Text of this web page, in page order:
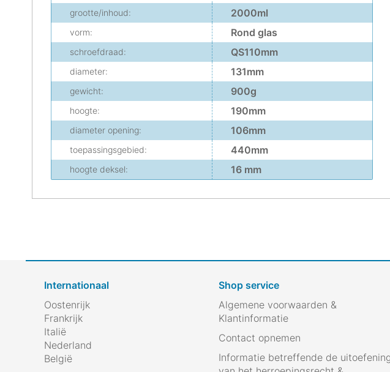
grootte/inhoud: 2000ml
vorm: Rond glas
schroefdraad: QS110mm
diameter: 131mm
gewicht: 900g
hoogte: 190mm
diameter opening: 106mm
toepassingsgebied: 440mm
hoogte deksel: 16 mm
Internationaal
Oostenrijk
Frankrijk
Italië
Nederland
België
Shop service
Algemene voorwaarden &
Klantinformatie
Contact opnemen
Informatie betreffende de